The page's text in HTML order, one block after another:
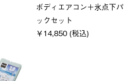
ボディエアコン＋氷点下パ
ックセット
￥14,850 (税込)